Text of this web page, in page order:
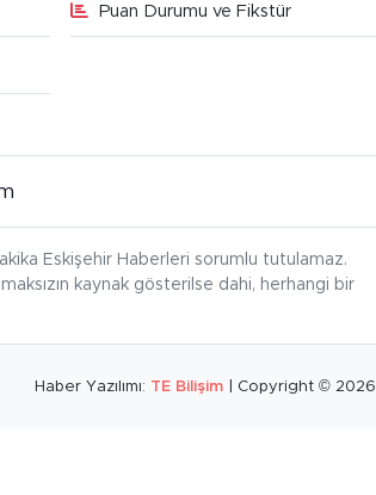
Puan Durumu ve Fikstür
Eskişehir Haberleri sorumlu tutulamaz.
kaynak gösterilse dahi, herhangi bir
Haber Yazılımı: TE Bilişim | Copyright © 2026